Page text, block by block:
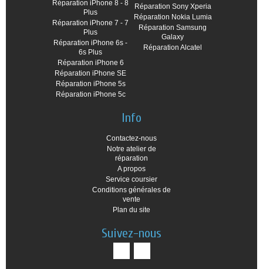
Réparation iPhone 8 - 8
Plus
Réparation iPhone 7 - 7
Plus
Réparation iPhone 6s -
6s Plus
Réparation iPhone 6
Réparation iPhone SE
Réparation iPhone 5s
Réparation iPhone 5c
Réparation Sony Xperia
Réparation Nokia Lumia
Réparation Samsung
Galaxy
Réparation Alcatel
Info
Contactez-nous
Notre atelier de
réparation
A propos
Service coursier
Conditions générales de
vente
Plan du site
Suivez-nous